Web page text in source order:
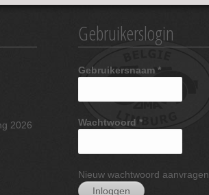
2026
Gebruikerslogin
Gebruikersnaam *
Wachtwoord *
Nieuw wachtwoord aanvragen